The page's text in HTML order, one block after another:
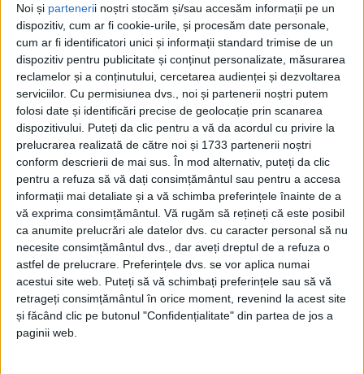
Noi și partenerii noștri stocăm și/sau accesăm informații pe un
dispozitiv, cum ar fi cookie-urile, și procesăm date personale,
cum ar fi identificatori unici și informații standard trimise de un
dispozitiv pentru publicitate și conținut personalizate, măsurarea
reclamelor și a conținutului, cercetarea audienței și dezvoltarea
serviciilor. Cu permisiunea dvs., noi și partenerii noștri putem
folosi date și identificări precise de geolocație prin scanarea
dispozitivului. Puteți da clic pentru a vă da acordul cu privire la
prelucrarea realizată de către noi și 1733 partenerii noștri
conform descrierii de mai sus. În mod alternativ, puteți da clic
pentru a refuza să vă dați consimțământul sau pentru a accesa
informații mai detaliate și a vă schimba preferințele înainte de a
vă exprima consimțământul. Vă rugăm să rețineți că este posibil
ca anumite prelucrări ale datelor dvs. cu caracter personal să nu
necesite consimțământul dvs., dar aveți dreptul de a refuza o
astfel de prelucrare. Preferințele dvs. se vor aplica numai
acestui site web. Puteți să vă schimbați preferințele sau să vă
retrageți consimțământul în orice moment, revenind la acest site
și făcând clic pe butonul "Confidențialitate" din partea de jos a
paginii web.
alocarea a 4,8 milioane de lei. Chiar dacă
deliberativul este dominat de PD-L, două municipii
cu primari de la acest partid, şi anume Suceava şi
Rădăuţi, nu vor primi nici un ban. Dintre municipii,
Cîmpulung Moldovenesc va primi 500.000 de lei,
Fălticeniul 100.000 şi Vatra Dornei 50.000. La oraşe,
cele mai mari sume vor primi Frasinul-150.000 de lei,
Liteniul-aproape 116.000 şi Salcea-100.000. Din
totalul de 98 de comune, doar 74 vor beneficia de noi
fonduri. De exemplu, la Cacica, Marginea, Straja şi
Vama vor ajunge cîte 100.000 de lei, în timp ce
comunei Botoşana, de unde este de loc preşedintele
PD-L al Consiliului Judeţean, Gheorghe Flutur, îi este
alocată suma de 90.000 de lei.